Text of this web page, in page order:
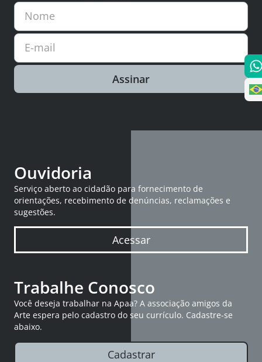
Nome
E-mail
Assinar
Ouvidoria
Serviço aberto ao cidadão para fornecimento de
orientações, recebimento de denúncias, reclamações e
sugestões.
Acessar
Trabalhe Conosco
Você deseja trabalhar na Apaa? A associação amigos da
Arte espera pelo cadastro do seu currículo. Cadastre-se
abaixo.
Cadastrar